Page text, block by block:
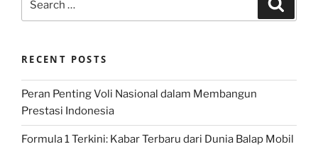
for:
RECENT POSTS
Peran Penting Voli Nasional dalam Membangun
Prestasi Indonesia
Formula 1 Terkini: Kabar Terbaru dari Dunia Balap Mobil